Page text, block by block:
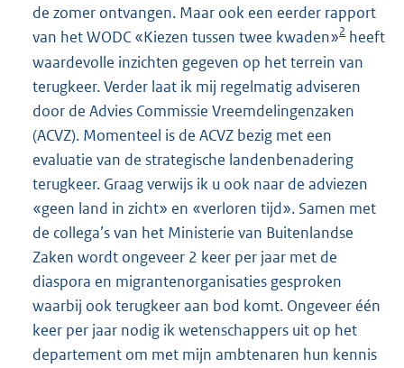
de zomer ontvangen. Maar ook een eerder rapport
van het WODC «Kiezen tussen twee kwaden»2 heeft
waardevolle inzichten gegeven op het terrein van
terugkeer. Verder laat ik mij regelmatig adviseren
door de Advies Commissie Vreemdelingenzaken
(ACVZ). Momenteel is de ACVZ bezig met een
evaluatie van de strategische landenbenadering
terugkeer. Graag verwijs ik u ook naar de adviezen
«geen land in zicht» en «verloren tijd». Samen met
de collega’s van het Ministerie van Buitenlandse
Zaken wordt ongeveer 2 keer per jaar met de
diaspora en migrantenorganisaties gesproken
waarbij ook terugkeer aan bod komt. Ongeveer één
keer per jaar nodig ik wetenschappers uit op het
departement om met mijn ambtenaren hun kennis